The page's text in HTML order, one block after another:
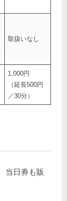
取扱いなし
1,000円
（延長500円
／30分）
当日券も販